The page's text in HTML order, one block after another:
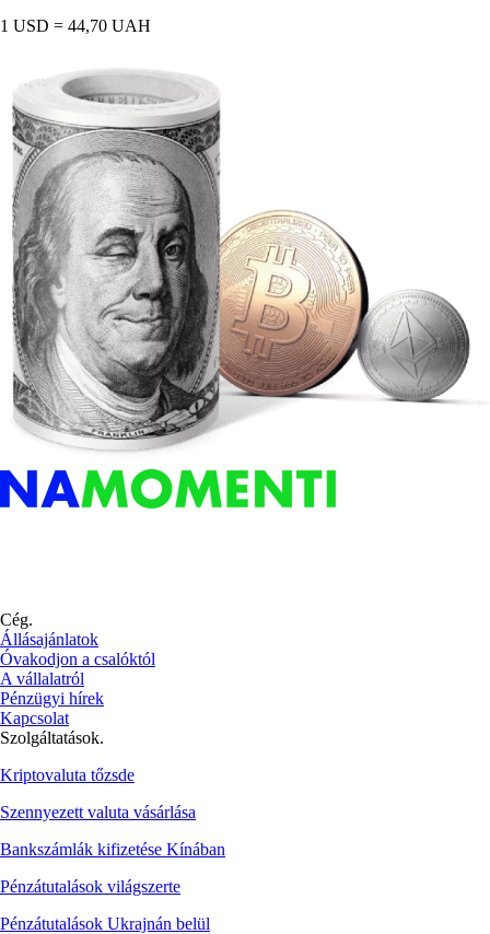
1 USD = 44,70 UAH
Cég.
Állásajánlatok
Óvakodjon a csalóktól
A vállalatról
Pénzügyi hírek
Kapcsolat
Szolgáltatások.
Kriptovaluta tőzsde
Szennyezett valuta vásárlása
Bankszámlák kifizetése Kínában
Pénzátutalások világszerte
Pénzátutalások Ukrajnán belül